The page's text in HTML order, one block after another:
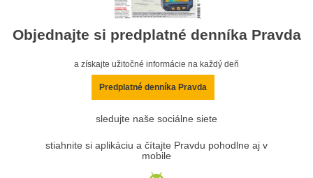
Objednajte si predplatné denníka Pravda
a získajte užitočné informácie na každý deň
Predplatné denníka Pravda
sledujte naše sociálne siete
stiahnite si aplikáciu a čítajte Pravdu pohodlne aj v
mobile